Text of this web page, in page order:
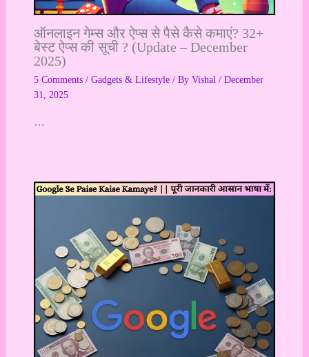
ऑनलाइन गेम्स और ऐप्स से पैसे कैसे कमाएं? 32+
बेस्ट ऐप्स की सूची ? (Update – December
2025)
5 Comments / Gadgets & Lifestyle/ By Vishal / December
31, 2025
…